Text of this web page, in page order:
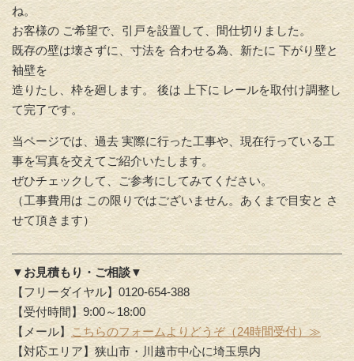
ね。
お客様の ご希望で、引戸を設置して、間仕切りました。
既存の壁は壊さずに、寸法を 合わせる為、新たに 下がり壁と
袖壁を
造りたし、枠を廻します。 後は 上下に レールを取付け調整し
て完了です。
当ページでは、過去 実際に行った工事や、現在行っている工
事を写真を交えてご紹介いたします。
ぜひチェックして、ご参考にしてみてください。
（工事費用は この限りではございません。あくまで目安と さ
せて頂きます）
▼お見積もり・ご相談▼
【フリーダイヤル】0120-654-388
【受付時間】9:00～18:00
【メール】 こちらのフォームよりどうぞ（24時間受付）≫
【対応エリア】狭山市・川越市中心に埼玉県内